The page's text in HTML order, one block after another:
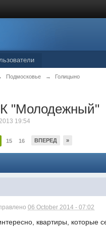
Подмосковье → Голицыно
"Молодежный"
19:54
15 16 ВПЕРЕД »
06 October 2014 - 07:02
квартиры, которые